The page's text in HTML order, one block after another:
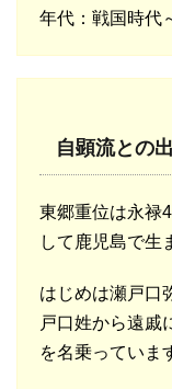
年代：戦国時代
自顕流との
東郷重位は永禄
して鹿児島で生
はじめは瀬戸口
戸口姓から遠戚
を名乗っていま